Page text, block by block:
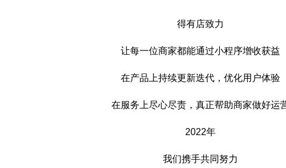
得有店致力
让每一位商家都能通过小程序增收获益
在产品上持续更新迭代，优化用户体验
在服务上尽心尽责，真正帮助商家做好运
2022年
我们携手共同努力